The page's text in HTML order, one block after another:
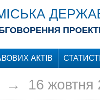
АКТІВ
→ 16 жовтня